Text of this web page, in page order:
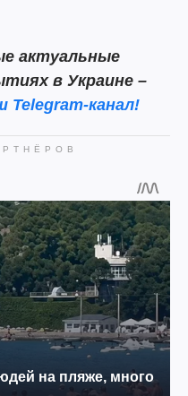
актуальные
в Украине –
Telegram-канал!